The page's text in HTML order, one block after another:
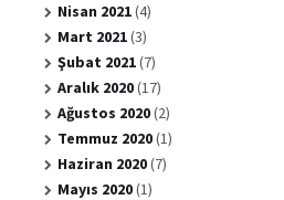
Nisan 2021(4)
Mart 2021(3)
Şubat 2021(7)
Aralık 2020(17)
Ağustos 2020(2)
Temmuz 2020(1)
Haziran 2020(7)
Mayıs 2020(1)